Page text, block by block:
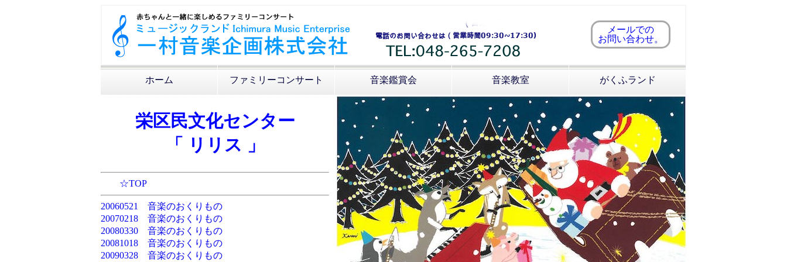
メールでの
お問い合わせ。
ホーム ファミリーコンサート 音楽鑑賞会 音楽教室 がくふランド
栄区民文化センター
「 リリス 」
☆TOP
20060521 音楽のおくりもの
20070218 音楽のおくりもの
20080330 音楽のおくりもの
20081018 音楽のおくりもの
20090328 音楽のおくりもの